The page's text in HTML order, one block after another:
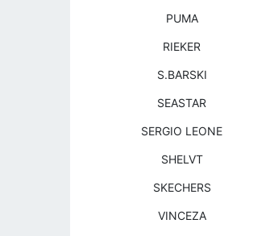
PUMA
RIEKER
S.BARSKI
SEASTAR
SERGIO LEONE
SHELVT
SKECHERS
VINCEZA